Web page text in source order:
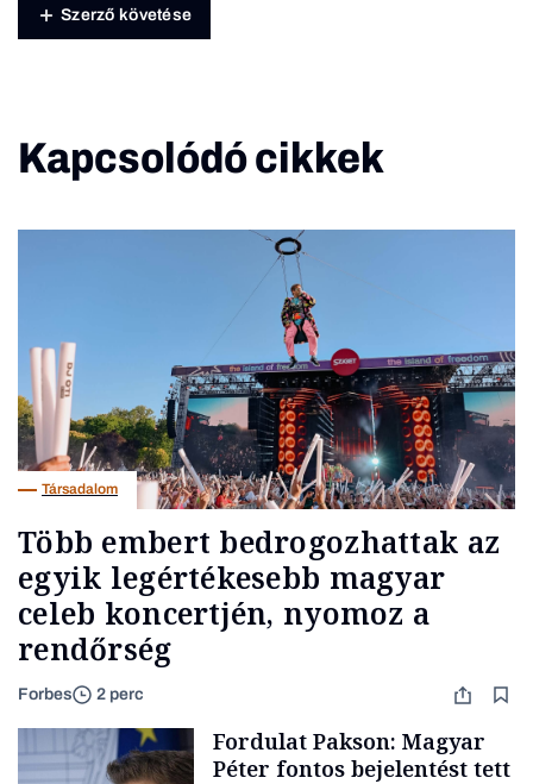
Szerző követése
Kapcsolódó cikkek
Társadalom
Több embert bedrogozhattak az
egyik legértékesebb magyar
celeb koncertjén, nyomoz a
rendőrség
Forbes 2 perc
Fordulat Pakson: Magyar
Péter fontos bejelentést tett